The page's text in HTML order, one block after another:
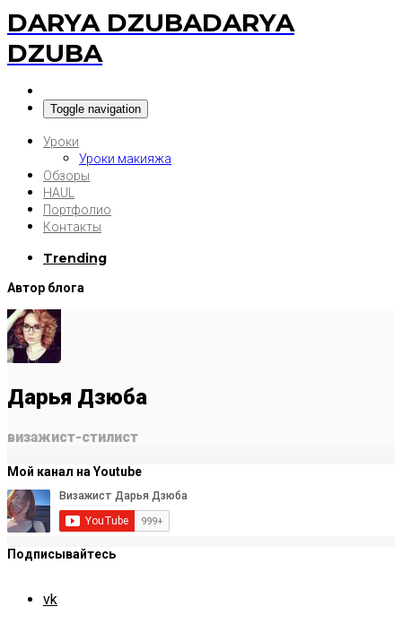
DARYA DZUBADARYA
DZUBA
Toggle navigation
Уроки
Уроки макияжа
Обзоры
HAUL
Портфолио
Контакты
Trending
Автор блога
Дарья Дзюба
визажист-стилист
Мой канал на Youtube
Подписывайтесь
vk